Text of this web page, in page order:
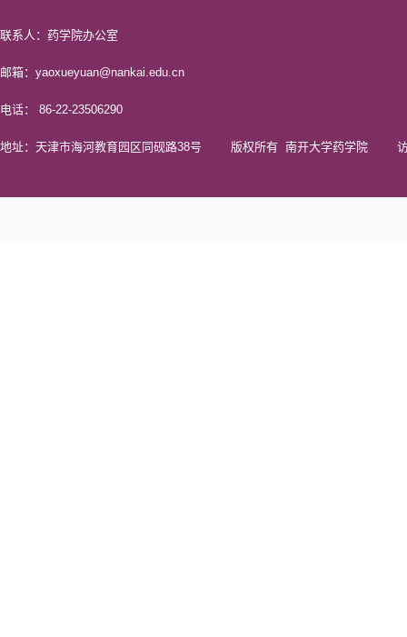
联系人：药学院办公室
邮箱：yaoxueyuan@nankai.edu.cn
电话： 86-22-23506290
地址：天津市海河教育园区同砚路38号 版权所有 南开大学药学院 访